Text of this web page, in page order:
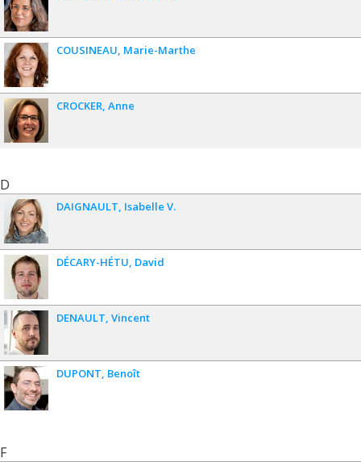
COUSINEAU Marie-Marthe
CROCKER Anne
D
DAIGNAULT Isabelle V.
DÉCARY-HÉTU David
DENAULT Vincent
DUPONT Benoît
F